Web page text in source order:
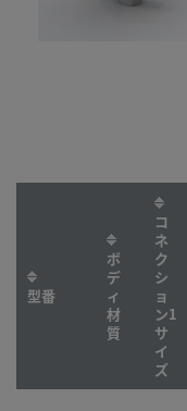
型番
ボ
デ
ィ
材
質
コ
ネ
ク
シ
ョ
ン1
サ
イ
ズ